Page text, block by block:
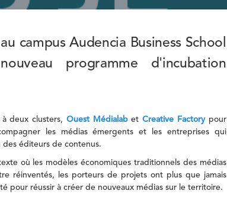
campus Audencia Business School
programme d'incubation
à deux clusters, Ouest Médialab et Creative Factory pour
les médias émergents et les entreprises qui
des éditeurs de contenus.
où les modèles économiques traditionnels des médias
réinventés, les porteurs de projets ont plus que jamais
pour réussir à créer de nouveaux médias sur le territoire.